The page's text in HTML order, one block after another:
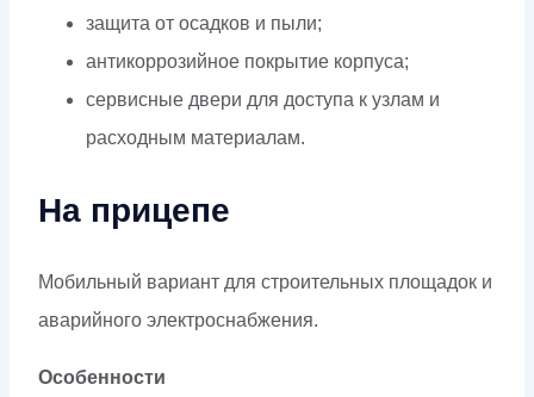
защита от осадков и пыли;
антикоррозийное покрытие корпуса;
сервисные двери для доступа к узлам и
расходным материалам.
На прицепе
Мобильный вариант для строительных площадок и
аварийного электроснабжения.
Особенности